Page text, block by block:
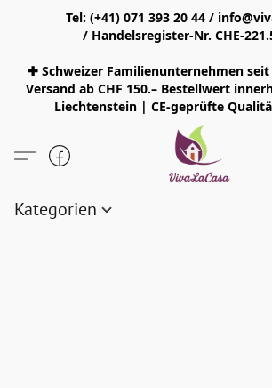
Tel: (+41) 071 393 20 44 /
/ Handelsregister-Nr. CHE-
✚ Schweizer Familienunternehmen
Versand ab CHF 150.– Bestellwert
Liechtenstein | CE-geprüfte
Kategorien